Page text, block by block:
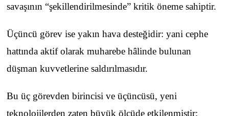
savaşının “şekillendirilmesinde” kritik öneme sahiptir.
Üçüncü görev ise yakın hava desteğidir: yani cephe
hattında aktif olarak muharebe hâlinde bulunan
düşman kuvvetlerine saldırılmasıdır.
Bu üç görevden birincisi ve üçüncüsü, yeni
teknolojilerden zaten büyük ölçüde etkilenmiştir;